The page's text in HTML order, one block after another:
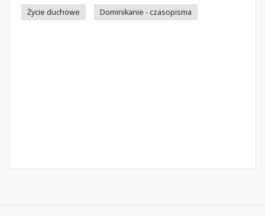
Życie duchowe
Dominikanie - czasopisma